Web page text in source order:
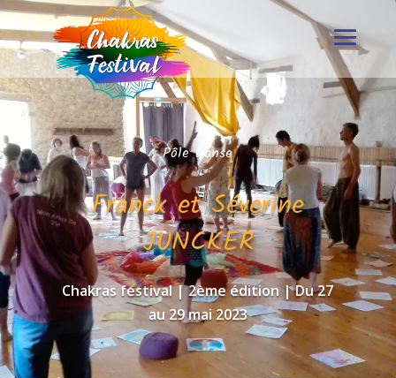
Pôle Danse
Franck et Séverine
JUNCKER
Chakras festival | 2ème édition | Du 27
au 29 mai 2023